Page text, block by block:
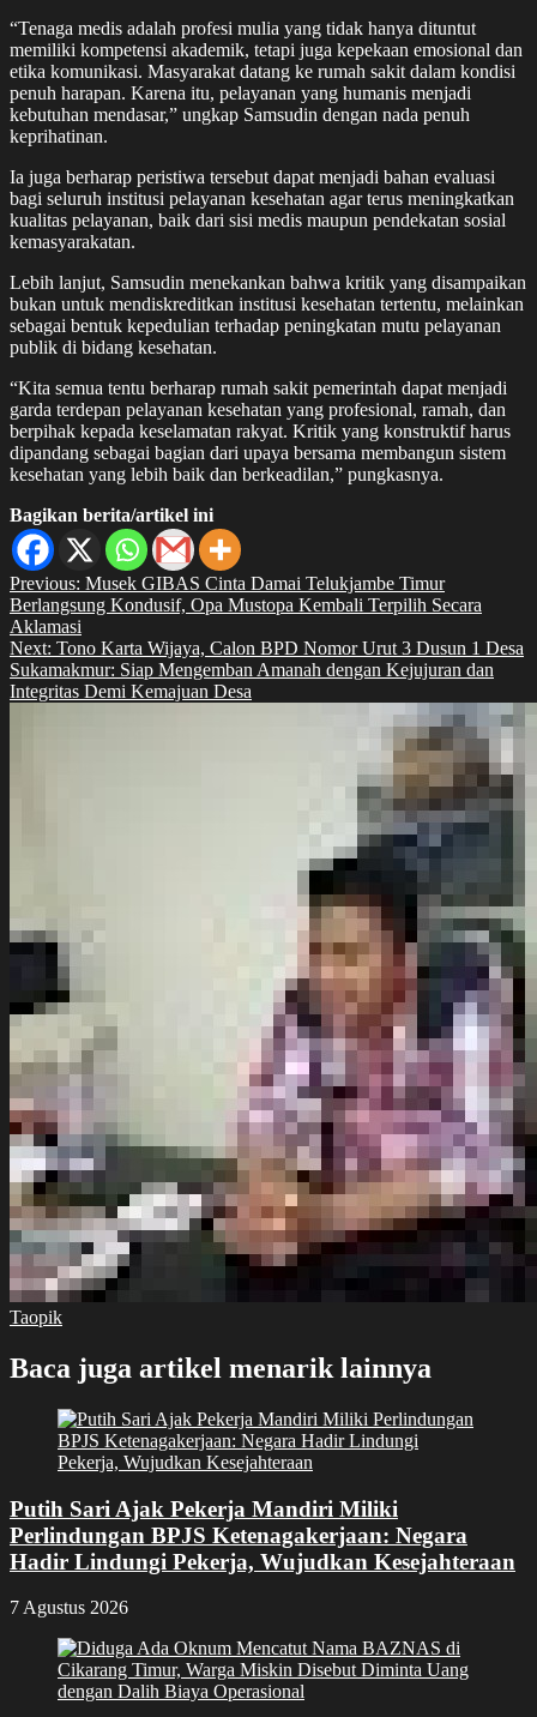
“Tenaga medis adalah profesi mulia yang tidak hanya dituntut
memiliki kompetensi akademik, tetapi juga kepekaan emosional dan
etika komunikasi. Masyarakat datang ke rumah sakit dalam kondisi
penuh harapan. Karena itu, pelayanan yang humanis menjadi
kebutuhan mendasar,” ungkap Samsudin dengan nada penuh
keprihatinan.
Ia juga berharap peristiwa tersebut dapat menjadi bahan evaluasi
bagi seluruh institusi pelayanan kesehatan agar terus meningkatkan
kualitas pelayanan, baik dari sisi medis maupun pendekatan sosial
kemasyarakatan.
Lebih lanjut, Samsudin menekankan bahwa kritik yang disampaikan
bukan untuk mendiskreditkan institusi kesehatan tertentu, melainkan
sebagai bentuk kepedulian terhadap peningkatan mutu pelayanan
publik di bidang kesehatan.
“Kita semua tentu berharap rumah sakit pemerintah dapat menjadi
garda terdepan pelayanan kesehatan yang profesional, ramah, dan
berpihak kepada keselamatan rakyat. Kritik yang konstruktif harus
dipandang sebagai bagian dari upaya bersama membangun sistem
kesehatan yang lebih baik dan berkeadilan,” pungkasnya.
Bagikan berita/artikel ini
Navigasi
pos
Previous: Musek GIBAS Cinta Damai Telukjambe Timur
Berlangsung Kondusif, Opa Mustopa Kembali Terpilih Secara
Aklamasi
Next: Tono Karta Wijaya, Calon BPD Nomor Urut 3 Dusun 1 Desa
Sukamakmur: Siap Mengemban Amanah dengan Kejujuran dan
Integritas Demi Kemajuan Desa
Taopik
Baca juga artikel menarik lainnya
Putih Sari Ajak Pekerja Mandiri Miliki
Perlindungan BPJS Ketenagakerjaan: Negara
Hadir Lindungi Pekerja, Wujudkan Kesejahteraan
7 Agustus 2026